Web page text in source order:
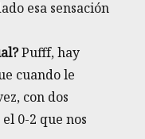
esa sensación
Pufff, hay
cuando le
con dos
0-2 que nos